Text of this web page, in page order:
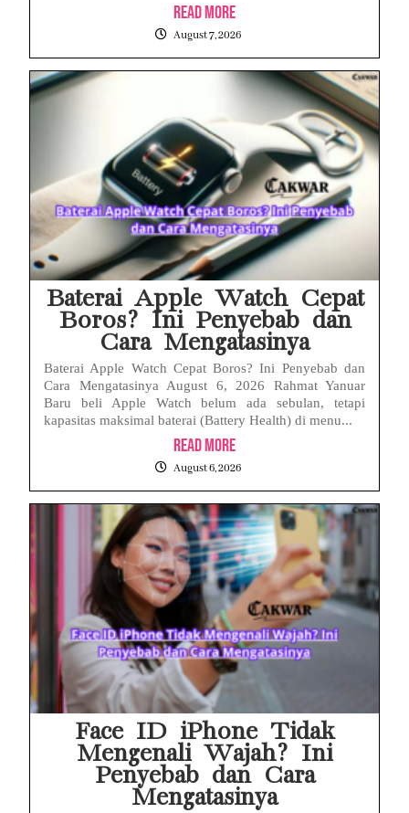
Read More
August 7, 2026
Baterai Apple Watch Cepat
Boros? Ini Penyebab dan
Cara Mengatasinya
Baterai Apple Watch Cepat Boros? Ini Penyebab dan
Cara Mengatasinya August 6, 2026 Rahmat Yanuar
Baru beli Apple Watch belum ada sebulan, tetapi
kapasitas maksimal baterai (Battery Health) di menu...
Read More
August 6, 2026
Face ID iPhone Tidak
Mengenali Wajah? Ini
Penyebab dan Cara
Mengatasinya